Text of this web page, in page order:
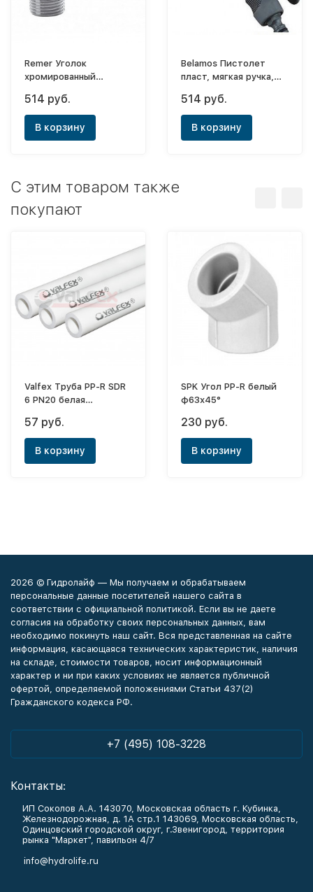
Remer Уголок
хромированный
514 руб.
В корзину
Belamos Пистолет
пласт, мягкая ручка,
514 руб.
В корзину
C этим товаром также
покупают
Valfex Труба PP-R SDR
6 PN20 белая
4м)
57 руб.
В корзину
SPK Угол PP-R белый
ф63х45°
230 руб.
В корзину
2026 © Гидролайф — Мы получаем и обрабатываем
персональные данные посетителей нашего сайта в
соответствии с официальной политикой. Если вы не даете
согласия на обработку своих персональных данных, вам
необходимо покинуть наш сайт. Вся представленная на сайте
информация, касающаяся технических характеристик, наличия
на складе, стоимости товаров, носит информационный
характер и ни при каких условиях не является публичной
офертой, определяемой положениями Статьи 437(2)
Гражданского кодекса РФ.
+7 (495) 108-3228
Контакты:
ИП Соколов А.А. 143070, Московская область г. Кубинка,
Железнодорожная, д. 1А стр.1 143069, Московская область,
Одинцовский городской округ, г.Звенигород, территория
рынка "Маркет", павильон 4/7
info@hydrolife.ru